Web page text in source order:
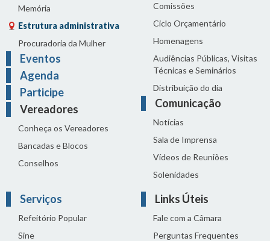
Memória
Estrutura administrativa
Procuradoria da Mulher
Eventos
Agenda
Participe
Vereadores
Conheça os Vereadores
Bancadas e Blocos
Conselhos
Comissões
Ciclo Orçamentário
Homenagens
Audiências Públicas, Visitas
Técnicas e Seminários
Distribuição do dia
Comunicação
Notícias
Sala de Imprensa
Vídeos de Reuniões
Solenidades
Serviços
Refeitório Popular
Sine
Links Úteis
Fale com a Câmara
Perguntas Frequentes